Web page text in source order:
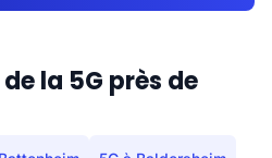
la 5G près de